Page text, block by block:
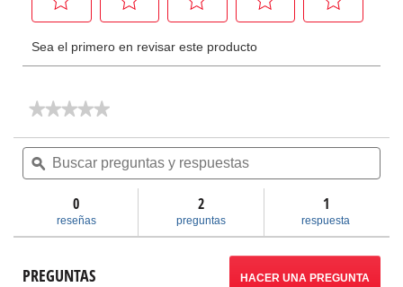
★★★★★
★★★★★
hay
de
modelo
535
Buscar
preguntas
y
respuestas
ϙ
0
reseñas
2
preguntas
1
respuesta
PREGUNTAS HACER UNA PREGUNTA